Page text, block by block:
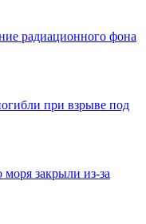
радиационного фона
при взрыве под
закрыли из-за